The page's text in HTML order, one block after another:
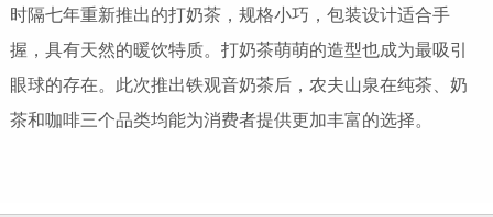
时隔七年重新推出的打奶茶，规格小巧，包装设计适合手
握，具有天然的暖饮特质。打奶茶萌萌的造型也成为最吸引
眼球的存在。此次推出铁观音奶茶后，农夫山泉在纯茶、奶
茶和咖啡三个品类均能为消费者提供更加丰富的选择。